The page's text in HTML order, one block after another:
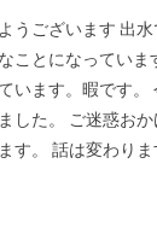
うございます 出
ことになっていま
います。暇です。
した。 ご迷惑お
す。 話は変わり